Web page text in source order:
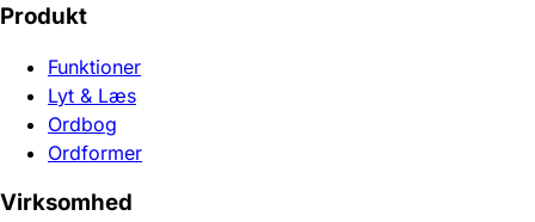
Produkt
Funktioner
Lyt & Læs
Ordbog
Ordformer
Virksomhed